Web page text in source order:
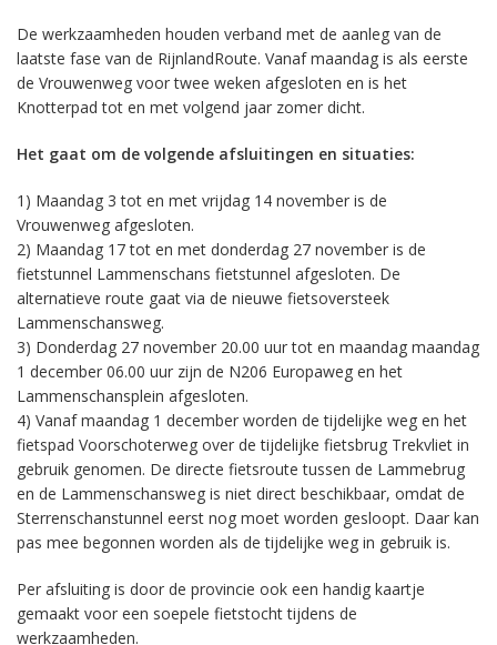
De werkzaamheden houden verband met de aanleg van de
laatste fase van de RijnlandRoute. Vanaf maandag is als eerste
de Vrouwenweg voor twee weken afgesloten en is het
Knotterpad tot en met volgend jaar zomer dicht.
Het gaat om de volgende afsluitingen en situaties:
1) Maandag 3 tot en met vrijdag 14 november is de
Vrouwenweg afgesloten.
2) Maandag 17 tot en met donderdag 27 november is de
fietstunnel Lammenschans fietstunnel afgesloten. De
alternatieve route gaat via de nieuwe fietsoversteek
Lammenschansweg.
3) Donderdag 27 november 20.00 uur tot en maandag maandag
1 december 06.00 uur zijn de N206 Europaweg en het
Lammenschansplein afgesloten.
4) Vanaf maandag 1 december worden de tijdelijke weg en het
fietspad Voorschoterweg over de tijdelijke fietsbrug Trekvliet in
gebruik genomen. De directe fietsroute tussen de Lammebrug
en de Lammenschansweg is niet direct beschikbaar, omdat de
Sterrenschanstunnel eerst nog moet worden gesloopt. Daar kan
pas mee begonnen worden als de tijdelijke weg in gebruik is.
Per afsluiting is door de provincie ook een handig kaartje
gemaakt voor een soepele fietstocht tijdens de
werkzaamheden.